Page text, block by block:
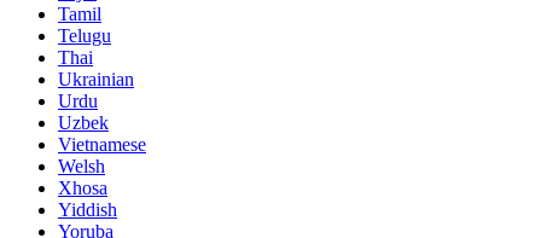
Tamil
Telugu
Thai
Ukrainian
Urdu
Uzbek
Vietnamese
Welsh
Xhosa
Yiddish
Yoruba